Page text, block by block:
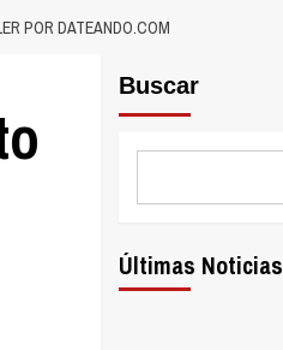
POR DATEANDO.COM
Buscar
Últimas Noticias